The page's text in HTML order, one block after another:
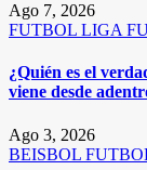
Ago 7, 2026
FUTBOL LIGA
¿Quién es el
viene desde
Ago 3, 2026
BEISBOL